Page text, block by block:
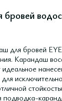
для бровей
Карандаш
идеальное
подводка-